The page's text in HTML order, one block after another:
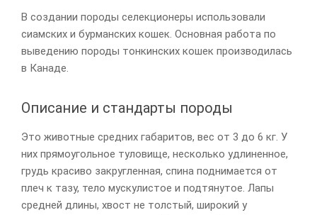
В создании породы селекционеры использовали
сиамских и бурманских кошек. Основная работа по
выведению породы тонкинских кошек производилась
в Канаде.
Описание и стандарты породы
Это животные средних габаритов, вес от 3 до 6 кг. У
них прямоугольное туловище, несколько удлиненное,
грудь красиво закругленная, спина поднимается от
плеч к тазу, тело мускулистое и подтянутое. Лапы
средней длины, хвост не толстый, широкий у